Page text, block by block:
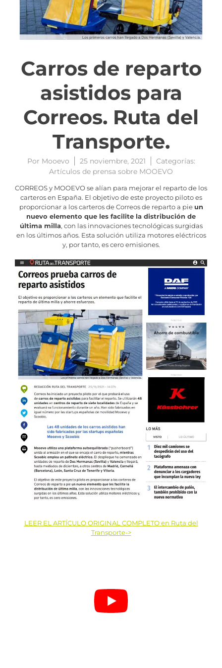
Carros de reparto
asistidos para
Correos. Ruta del
Transporte.
Por Mooevo 25 noviembre, 2021
Categorías:
Artículos de prensa sobre MOOEVO
CORREOS y MOOEVO se alían para mejorar el reparto de los
carteros en España. El objetivo de este proyecto piloto es
proporcionar a los carteros de Correos de reparto a pie un
nuevo elemento que les facilite la distribución de
última milla, con las innovaciones tecnológicas surgidas
en los últimos años. Esta solución utiliza motores eléctricos
y, por tanto, es cero emisiones.
LEER EL ARTÍCULO ORIGINAL COMPLETO en Ruta del
Transporte->